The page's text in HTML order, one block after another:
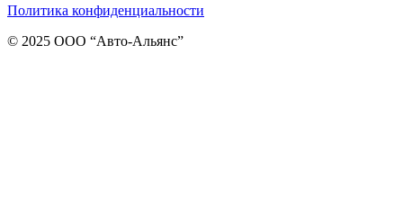
Политика конфиденциальности
© 2025 ООО “Авто-Альянс”